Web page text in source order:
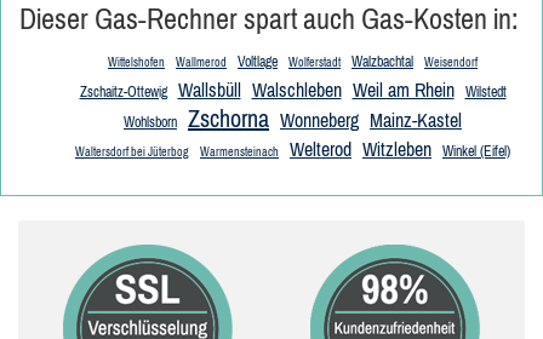
Dieser Gas-Rechner spart auch Gas-Kosten in:
Wittelshofen Wallmerod Voltlage Wolferstadt Walzbachtal Weisendorf
Zschaitz-Ottewig Wallsbüll Walschleben Weil am Rhein
Wilstedt
Wohlsborn
Zschorna Wonneberg Mainz-Kastel
Waltersdorf bei Jüterbog Warmensteinach Welterod Witzleben Winkel (Eifel)